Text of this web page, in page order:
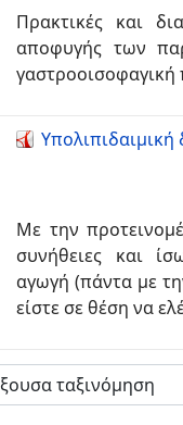
Πρακτικές και
αποφυγής των
Υπολιπιδαιμική
Με την
συνήθειες και
αγωγή (πάντα με
είστε σε θέση να